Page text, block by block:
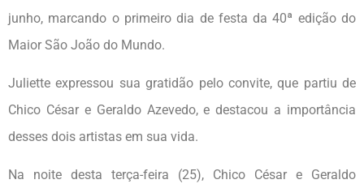
junho, marcando o primeiro dia de festa da 40ª edição do
Maior São João do Mundo.
Juliette expressou sua gratidão pelo convite, que partiu de
Chico César e Geraldo Azevedo, e destacou a importância
desses dois artistas em sua vida.
Na noite desta terça-feira (25), Chico César e Geraldo